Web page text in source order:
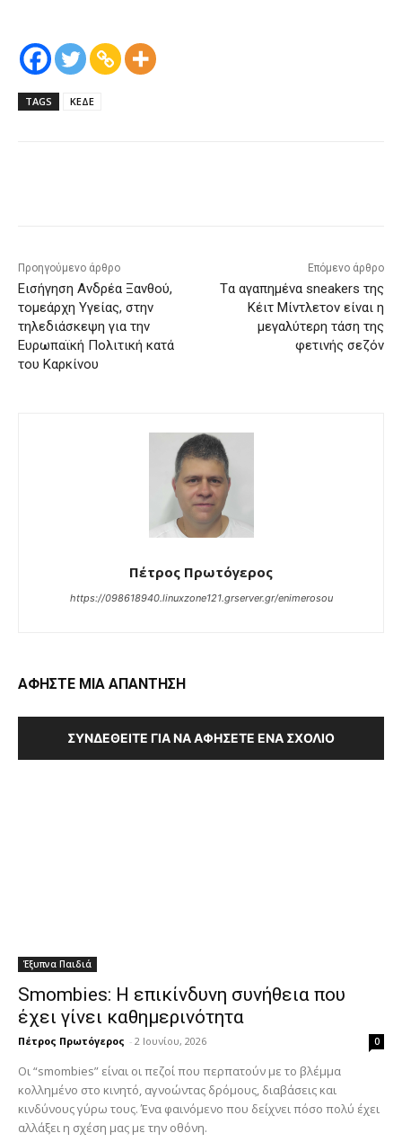
TAGS ΚΕΔΕ
Προηγούμενο άρθρο
Εισήγηση Ανδρέα Ξανθού,
τομεάρχη Υγείας, στην
τηλεδιάσκεψη για την
Ευρωπαϊκή Πολιτική κατά
του Καρκίνου
Επόμενο άρθρο
Tα αγαπημένα sneakers της
Κέιτ Μίντλετον είναι η
μεγαλύτερη τάση της
φετινής σεζόν
Πέτρος Πρωτόγερος
https://098618940.linuxzone121.grserver.gr/enimerosou
ΑΦΗΣΤΕ ΜΙΑ ΑΠΑΝΤΗΣΗ
ΣΥΝΔΕΘΕΊΤΕ ΓΙΑ ΝΑ ΑΦΉΣΕΤΕ ΈΝΑ ΣΧΌΛΙΟ
Έξυπνα Παιδιά
Smombies: Η επικίνδυνη συνήθεια που
έχει γίνει καθημερινότητα
Πέτρος Πρωτόγερος - 2 Ιουνίου, 2026 0
Οι “smombies” είναι οι πεζοί που περπατούν με το βλέμμα
κολλημένο στο κινητό, αγνοώντας δρόμους, διαβάσεις και
κινδύνους γύρω τους. Ένα φαινόμενο που δείχνει πόσο πολύ έχει
αλλάξει η σχέση μας με την οθόνη.